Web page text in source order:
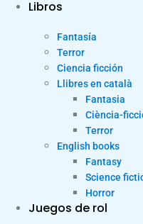
Libros
Fantasía
Terror
Ciencia ficción
Llibres en català
Fantasia
Ciència-
Terror
English books
Fantasy
Science
Horror
Juegos de rol